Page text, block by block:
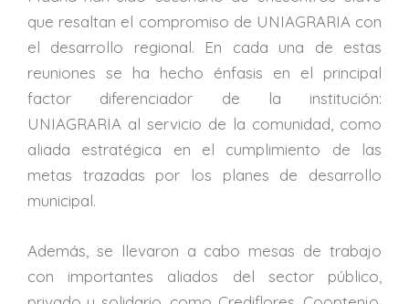
que resaltan el compromiso de UNIAGRARIA con
el desarrollo regional. En cada una de estas
reuniones se ha hecho énfasis en el principal
factor diferenciador de la institución:
UNIAGRARIA al servicio de la comunidad, como
aliada estratégica en el cumplimiento de las
metas trazadas por los planes de desarrollo
municipal.
Además, se llevaron a cabo mesas de trabajo
con importantes aliados del sector público,